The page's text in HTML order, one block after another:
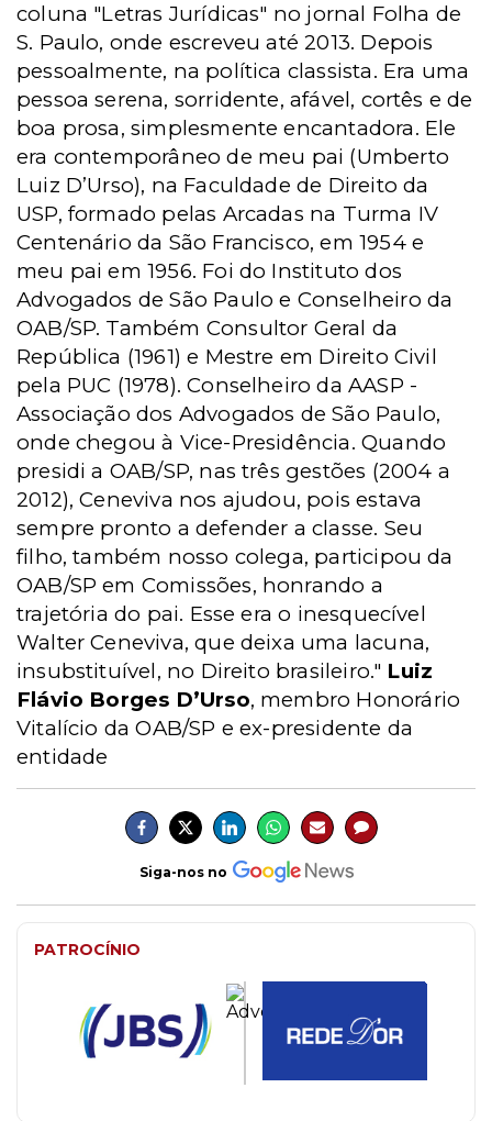
coluna "Letras Jurídicas" no jornal Folha de
S. Paulo, onde escreveu até 2013. Depois
pessoalmente, na política classista. Era uma
pessoa serena, sorridente, afável, cortês e de
boa prosa, simplesmente encantadora. Ele
era contemporâneo de meu pai (Umberto
Luiz D’Urso), na Faculdade de Direito da
USP, formado pelas Arcadas na Turma IV
Centenário da São Francisco, em 1954 e
meu pai em 1956. Foi do Instituto dos
Advogados de São Paulo e Conselheiro da
OAB/SP. Também Consultor Geral da
República (1961) e Mestre em Direito Civil
pela PUC (1978). Conselheiro da AASP -
Associação dos Advogados de São Paulo,
onde chegou à Vice-Presidência. Quando
presidi a OAB/SP, nas três gestões (2004 a
2012), Ceneviva nos ajudou, pois estava
sempre pronto a defender a classe. Seu
filho, também nosso colega, participou da
OAB/SP em Comissões, honrando a
trajetória do pai. Esse era o inesquecível
Walter Ceneviva, que deixa uma lacuna,
insubstituível, no Direito brasileiro." Luiz
Flávio Borges D’Urso, membro Honorário
Vitalício da OAB/SP e ex-presidente da
entidade
Siga-nos no
PATROCÍNIO